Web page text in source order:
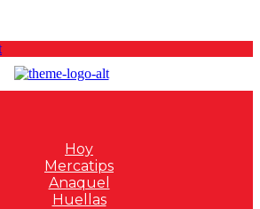
Hoy
Mercatips
Anaquel
Huellas